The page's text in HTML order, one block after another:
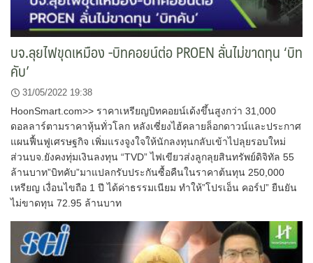
บจ.ลุยไฟขุดเหมือง -บิทคอยน์ต่อ PROEN ลั่นไม่ขาดทุน ‘บิท
คับ’
31/05/2022 19:38
HoonSmart.com>> ราคาเหรียญบิทคอยน์เด้งขึ้นสูงกว่า 31,000
ดอลลาร์ตามราคาหุ้นทั่วโลก หลังเซี่ยงไฮ้คลายล็อกดาวน์และประกาศ
แผนฟื้นฟูเศรษฐกิจ เพิ่มแรงจูงใจให้นักลงทุนกลับเข้าไปลุยรอบใหม่
ส่วนบจ.ยังคงทุ่มเงินลงทุน “TVD” ไฟเขียวส่งลูกลุยสินทรัพย์ดิจิทัล 55
ล้านบาท”บิทคับ”มาแปลกรับประกันซื้อคืนในราคาต้นทุน 250,000
เหรียญ เงื่อนไขถือ 1 ปี ได้ค่าธรรมเนียม ทำให้”โปรเอ็น คอร์ป” ยืนยัน
ไม่ขาดทุน 72.95 ล้านบาท